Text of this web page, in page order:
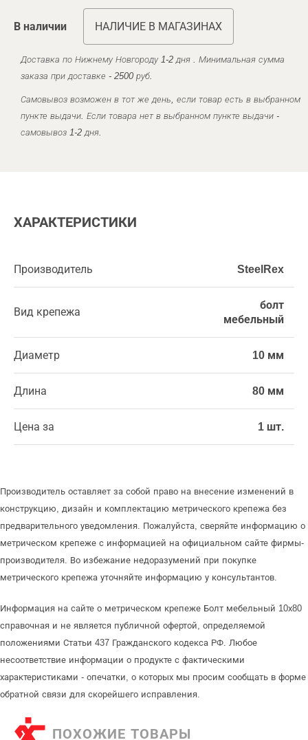
В наличии НАЛИЧИЕ В МАГАЗИНАХ
Доставка по Нижнему Новгороду 1-2 дня . Минимальная сумма
заказа при доставке - 2500 руб.
Самовывоз возможен в тот же день, если товар есть в выбранном
пункте выдачи. Если товара нет в выбранном пункте выдачи -
самовывоз 1-2 дня.
ХАРАКТЕРИСТИКИ
Производитель SteelRex
Вид крепежа
болт
мебельный
Диаметр 10 мм
Длина 80 мм
Цена за 1 шт.
Производитель оставляет за собой право на внесение изменений в
конструкцию, дизайн и комплектацию метрического крепежа без
предварительного уведомления. Пожалуйста, сверяйте информацию о
метрическом крепеже с информацией на официальном сайте фирмы-
производителя. Во избежание недоразумений при покупке
метрического крепежа уточняйте информацию у консультантов.
Информация на сайте о метрическом крепеже Болт мебельный 10х80
справочная и не является публичной офертой, определяемой
положениями Статьи 437 Гражданского кодекса РФ. Любое
несоответствие информации о продукте с фактическими
характеристиками - опечатки, о которых мы просим сообщать в форме
обратной связи для скорейшего исправления.
ПОХОЖИЕ ТОВАРЫ